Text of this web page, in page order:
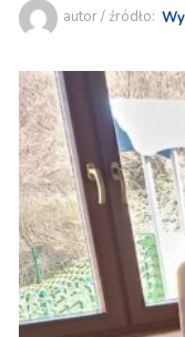
autor / źródło: